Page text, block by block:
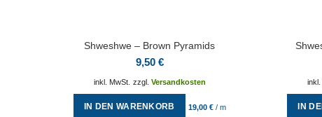
Shweshwe – Brown Pyramids
9,50 €
inkl. MwSt. zzgl. Versandkosten
IN DEN WARENKORB 19,00 €/ m
inkl.
IN